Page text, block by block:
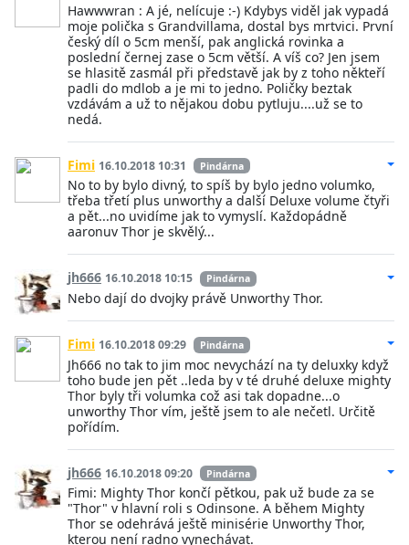
Hawwwran : A jé, nelícuje :-) Kdybys viděl jak vypadá
moje polička s Grandvillama, dostal bys mrtvici. První
český díl o 5cm menší, pak anglická rovinka a
poslední černej zase o 5cm větší. A víš co? Jen jsem
se hlasitě zasmál při představě jak by z toho někteří
padli do mdlob a je mi to jedno. Poličky beztak
vzdávám a už to nějakou dobu pytluju....už se to
nedá.
Fimi 16.10.2018 10:31 Pindárna
No to by bylo divný, to spíš by bylo jedno volumko,
třeba třetí plus unworthy a další Deluxe volume čtyři
a pět...no uvidíme jak to vymyslí. Každopádně
aaronuv Thor je skvělý...
jh666 16.10.2018 10:15 Pindárna
Nebo dají do dvojky právě Unworthy Thor.
Fimi 16.10.2018 09:29 Pindárna
Jh666 no tak to jim moc nevychází na ty deluxky když
toho bude jen pět ..leda by v té druhé deluxe mighty
Thor byly tři volumka což asi tak dopadne...o
unworthy Thor vím, ještě jsem to ale nečetl. Určitě
pořídím.
jh666 16.10.2018 09:20 Pindárna
Fimi: Mighty Thor končí pětkou, pak už bude za se
"Thor" v hlavní roli s Odinsone. A během Mighty
Thor se odehrává ještě minisérie Unworthy Thor,
kterou není radno vynechávat.